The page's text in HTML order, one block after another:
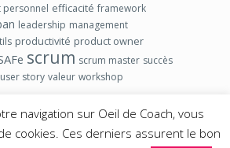
efficacité framework
leadership management
productivité product owner
scrum scrum master succès
user story valeur workshop
navigation sur Oeil de Coach, vous
cookies. Ces derniers assurent le bon